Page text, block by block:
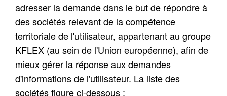
adresser la demande dans le but de répondre à
des sociétés relevant de la compétence
territoriale de l'utilisateur, appartenant au groupe
KFLEX (au sein de l'Union européenne), afin de
mieux gérer la réponse aux demandes
d'informations de l'utilisateur. La liste des
sociétés figure ci-dessous :